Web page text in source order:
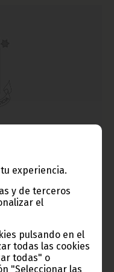
experiencia.
y de terceros
el
pulsando en el
todas las cookies
todas" o
"Seleccionar las
comenzaron en
sus mejores momentos.
en nuestro país,
de estas
apoyo mutuo para
externas: "Es
nos apoyemos y
de esas presiones